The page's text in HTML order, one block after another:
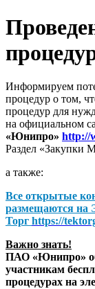
Информируем
процедур о том,
процедур для
на официальном
«Юнипро» http://
Раздел «Закупки
а также:
Все открытые
размещаются на
Торг https://
Важно знать!
ПАО «Юнипро»
участникам
процедурах на